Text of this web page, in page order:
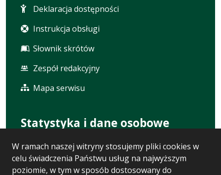
W ramach naszej witryny stosujemy pliki cookies w
celu świadczenia Państwu usług na najwyższym
poziomie, w tym w sposób dostosowany do
Deklaracja dostępności
Instrukcja obsługi
Słownik skrótów
Zespół redakcyjny
Mapa serwisu
Statystyka i dane osobowe
Statystyki oglądalności
Ostatnio dodane